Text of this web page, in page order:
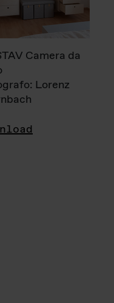
Camera da
Lorenz